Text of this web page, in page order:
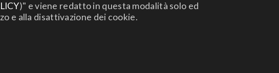
)" e viene redatto in questa modalità solo ed
e alla disattivazione dei cookie.